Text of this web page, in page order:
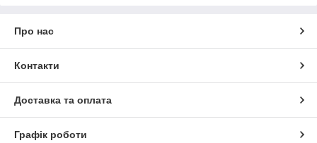
Про нас
Контакти
Доставка та оплата
Графік роботи